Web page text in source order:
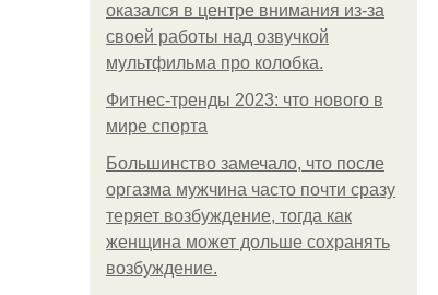
оказался в центре внимания из-за
своей работы над озвучкой
мультфильма про колобка.
Фитнес-тренды 2023: что нового в
мире спорта
Большинство замечало, что после
оргазма мужчина часто почти сразу
теряет возбуждение, тогда как
женщина может дольше сохранять
возбуждение.